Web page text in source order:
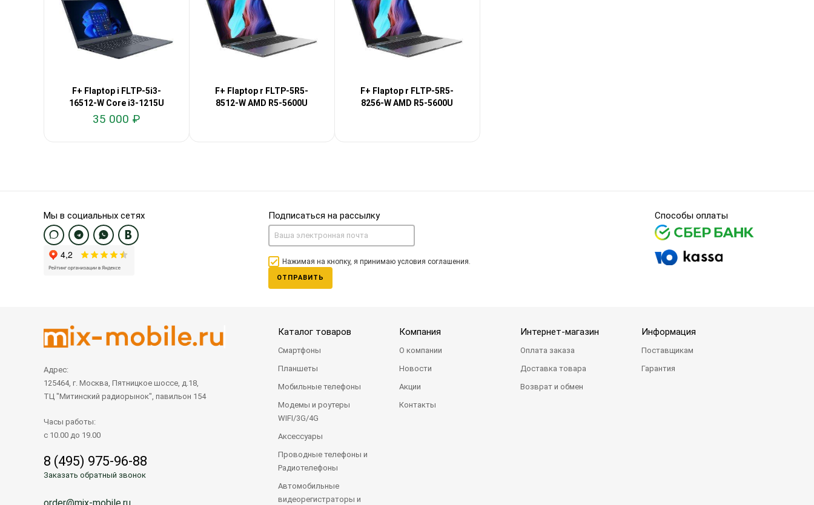
F+ Flaptop i FLTP-5i3-
16512-W Core i3-1215U
35 000 ₽
F+ Flaptop r FLTP-5R5-
8512-W AMD R5-5600U
F+ Flaptop r FLTP-5R5-
8256-W AMD R5-5600U
Мы в социальных сетях Подписаться на рассылку
Нажимая на кнопку, я принимаю условия соглашения.
ОТПРАВИТЬ
Способы оплаты
Адрес:
125464, г. Москва, Пятницкое шоссе, д.18,
ТЦ "Митинский радиорынок", павильон 154
Часы работы:
с 10.00 до 19.00
8 (495) 975-96-88
Заказать обратный звонок
Каталог товаров
Смартфоны
Планшеты
Мобильные телефоны
Модемы и роутеры
WIFI/3G/4G
Аксессуары
Проводные телефоны и
Радиотелефоны
Автомобильные
видеорегистраторы и
Компания
О компании
Новости
Акции
Контакты
Интернет-магазин
Оплата заказа
Доставка товара
Возврат и обмен
Информация
Поставщикам
Гарантия